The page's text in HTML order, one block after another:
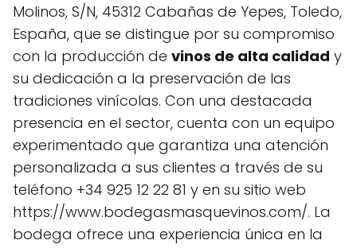
Molinos, S/N, 45312 Cabañas de Yepes, Toledo,
España, que se distingue por su compromiso
con la producción de vinos de alta calidad y
su dedicación a la preservación de las
tradiciones vinícolas. Con una destacada
presencia en el sector, cuenta con un equipo
experimentado que garantiza una atención
personalizada a sus clientes a través de su
teléfono +34 925 12 22 81 y en su sitio web
https://www.bodegasmasquevinos.com/. La
bodega ofrece una experiencia única en la